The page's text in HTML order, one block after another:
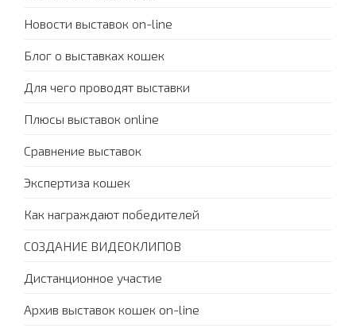
Новости выставок on-line
Блог о выставках кошек
Для чего проводят выставки
Плюсы выставок online
Сравнение выставок
Экспертиза кошек
Как награждают победителей
СОЗДАНИЕ ВИДЕОКЛИПОВ
Дистанционное участие
Архив выставок кошек on-line